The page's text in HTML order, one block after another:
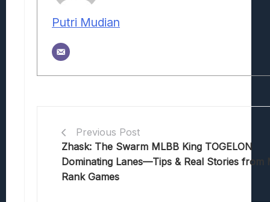
Putri Mudian
Previous Post
Zhask: The Swarm MLBB King TOGELON
Dominating Lanes—Tips & Real Stories from
Rank Games